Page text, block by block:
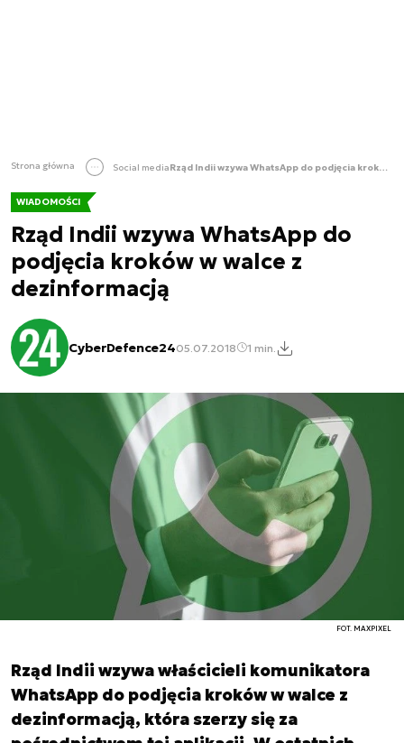
Strona główna Social media Rząd Indii wzywa WhatsApp do podjęcia kroków w walce z dezinformacją
WIADOMOŚCI
Rząd Indii wzywa WhatsApp do
podjęcia kroków w walce z
dezinformacją
CyberDefence2405.07.2018 1 min.
FOT. MAXPIXEL
Rząd Indii wzywa właścicieli komunikatora
WhatsApp do podjęcia kroków w walce z
dezinformacją, która szerzy się za